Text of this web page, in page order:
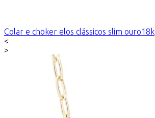
Colar e choker elos clássicos slim ouro18k
<
>